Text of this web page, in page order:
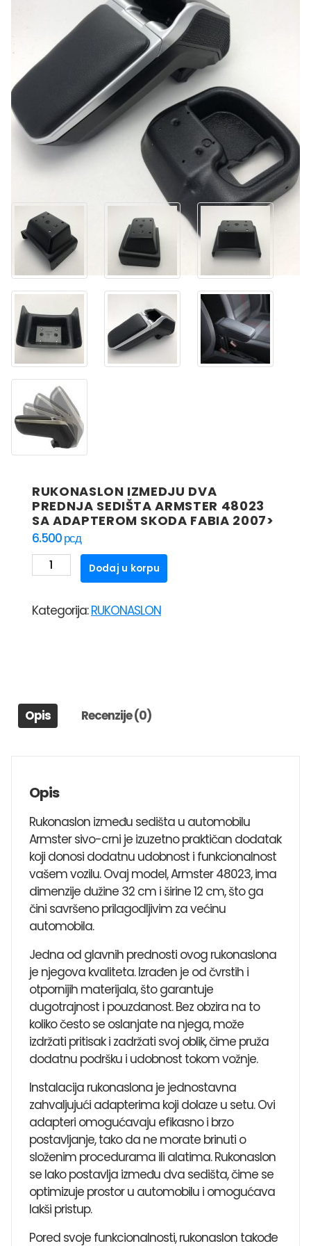
RUKONASLON IZMEDJU DVA
PREDNJA SEDIŠTA ARMSTER 48023
SA ADAPTEROM SKODA FABIA 2007>
6.500рсд
RUKONASLON
IZMEDJU
PREDNJA
ADAPTEROM
SKODA
Dodaj u korpu
Kategorija:RUKONASLON
Opis Recenzije (0)
Opis
Rukonaslon između sedišta u automobilu
Armster sivo-crni je izuzetno praktičan dodatak
koji donosi dodatnu udobnost i funkcionalnost
vašem vozilu. Ovaj model, Armster 48023, ima
dimenzije dužine 32 cm i širine 12 cm, što ga
čini savršeno prilagodljivim za većinu
automobila.
Jedna od glavnih prednosti ovog rukonaslona
je njegova kvaliteta. Izrađen je od čvrstih i
otpornijih materijala, što garantuje
dugotrajnost i pouzdanost. Bez obzira na to
koliko često se oslanjate na njega, može
izdržati pritisak i zadržati svoj oblik, čime pruža
dodatnu podršku i udobnost tokom vožnje.
Instalacija rukonaslona je jednostavna
zahvaljujući adapterima koji dolaze u setu. Ovi
adapteri omogućavaju efikasno i brzo
postavljanje, tako da ne morate brinuti o
složenim procedurama ili alatima. Rukonaslon
se lako postavlja između dva sedišta, čime se
optimizuje prostor u automobilu i omogućava
lakši pristup.
Pored svoje funkcionalnosti, rukonaslon takođe